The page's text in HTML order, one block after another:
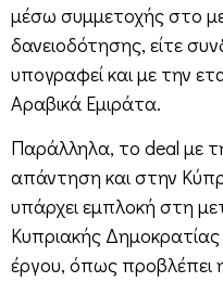
μέσω συμμετοχής στο
δανειοδότησης, είτε
υπογραφεί και με την
Αραβικά Εμιράτα.
Παράλληλα, το deal με
απάντηση και στην
υπάρχει εμπλοκή στη
Κυπριακής
έργου, όπως προβλέπει